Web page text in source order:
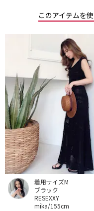
このアイテムを
着用サイズM
ブラック
RESEXXY
mika/155cm